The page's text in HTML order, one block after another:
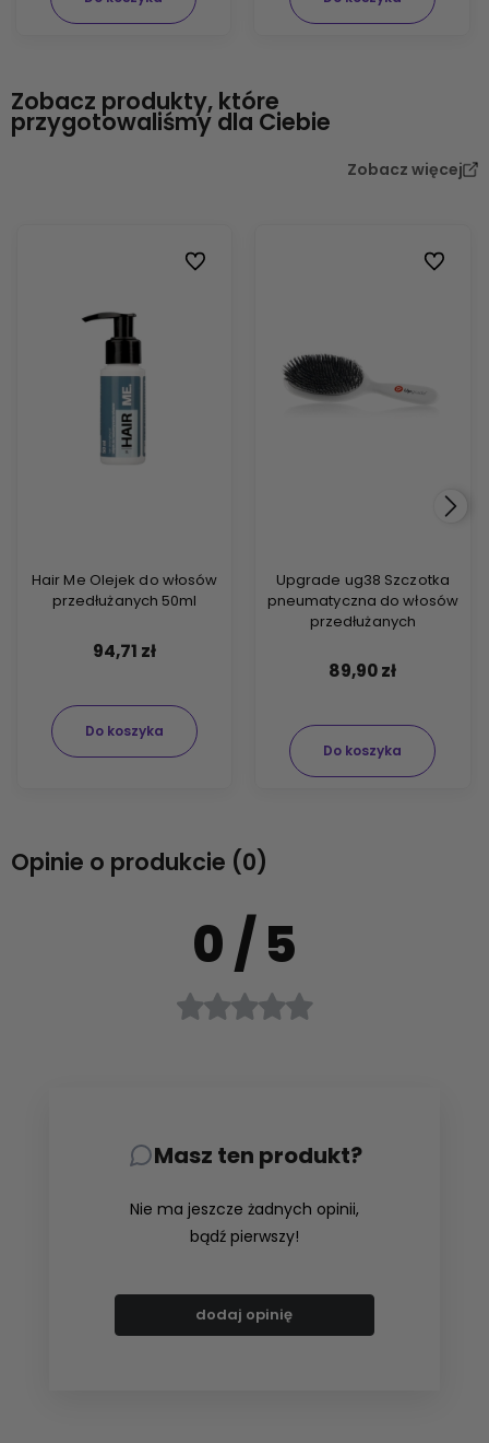
Zobacz produkty, które
przygotowaliśmy dla Ciebie
Zobacz więcej
Hair Me Olejek do włosów
przedłużanych 50ml
94,71 zł
Do koszyka
Do ulubionych
Upgrade ug38 Szczotka
pneumatyczna do włosów
przedłużanych
89,90 zł
Do koszyka
Do
Opinie o produkcie (0)
0/ 5
Masz ten produkt?
Nie ma jeszcze żadnych opinii,
bądź pierwszy!
dodaj opinię